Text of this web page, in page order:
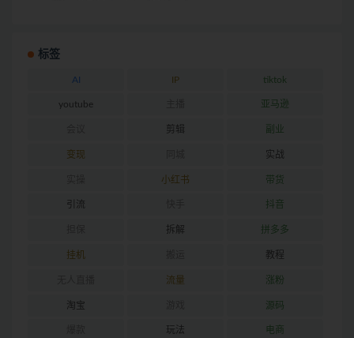
标签
AI IP tiktok
youtube 亚马逊
剪辑 副业
变现 实战
小红书 带货
引流 抖音
拆解 拼多多
挂机 教程
流量 涨粉
淘宝 源码
玩法 电商